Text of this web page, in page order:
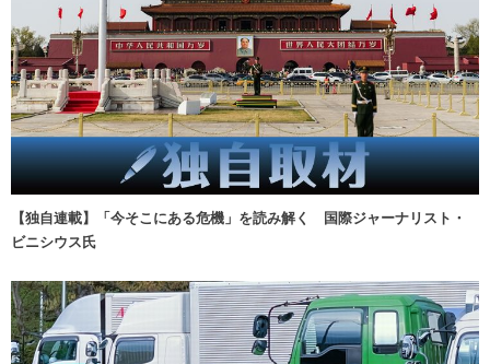
【独自連載】「今そこにある危機」を読み解く 国際ジャーナリスト・
ビニシウス氏